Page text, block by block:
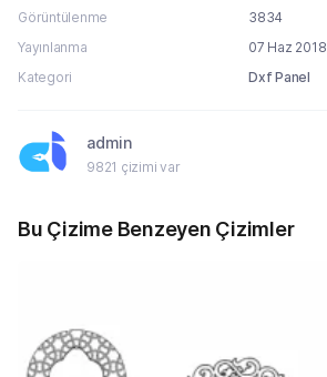
Görüntülenme
3834
Yayınlanma
07 Haz 2018
Kategori
Dxf Panel
admin
9821 çizimi var
Bu Çizime Benzeyen Çizimler